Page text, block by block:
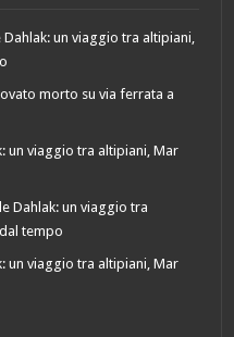
Dahlak: un viaggio tra altipiani,
morto su via ferrata a
un viaggio tra altipiani, Mar
Dahlak: un viaggio tra
tempo
un viaggio tra altipiani, Mar